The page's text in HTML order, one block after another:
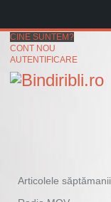
CINE SUNTEM?
CONT NOU
AUTENTIFICARE
Articolele săptămanii